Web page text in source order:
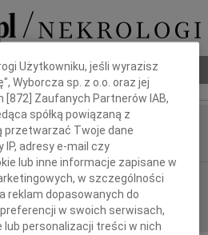
pogrzebowy
Łada
Użytkowniku, jeśli wyrazisz
Wyborcza sp. z o.o. oraz jej
[872 ] Zaufanych Partnerów IAB,
spółką powiązaną z
przetwarzać Twoje dane
IP, adresy e-mail czy
lub inne informacje zapisane w
w szczególności
reklam dopasowanych do
w swoich serwisach,
lub personalizacji treści w nich